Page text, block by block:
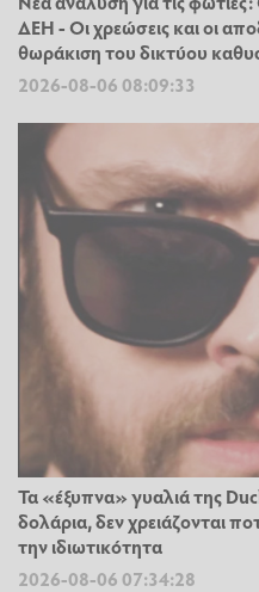
ΔΕΗ - Οι χρεώσεις και οι
θωράκιση του δικτύου
2026-08-06 08:09:33
Τα «έξυπνα» γυαλιά της
δολάρια, δεν χρειάζονται
την ιδιωτικότητα
2026-08-06 07:34:28